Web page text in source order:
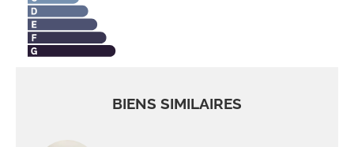
BIENS SIMILAIRES